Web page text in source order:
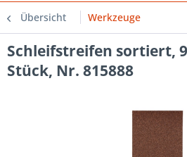
Übersicht Werkzeuge
Schleifstreifen sortiert,
Stück, Nr. 815888